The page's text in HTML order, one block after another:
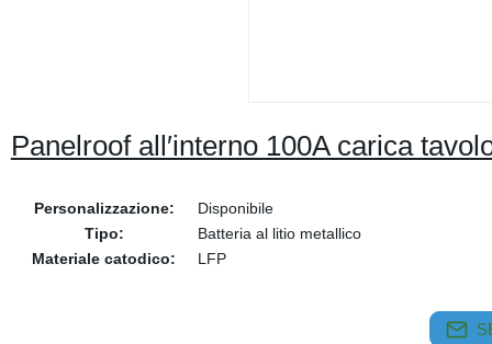
Panelroof all′interno 100A carica
Personalizzazione:
Disponibile
Tipo:
Batteria al litio metallico
Materiale catodico:
LFP